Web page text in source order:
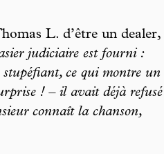
L. d’être un dealer,
judiciaire est fourni :
ce qui montre un
! – il avait déjà refusé
connaît la chanson,